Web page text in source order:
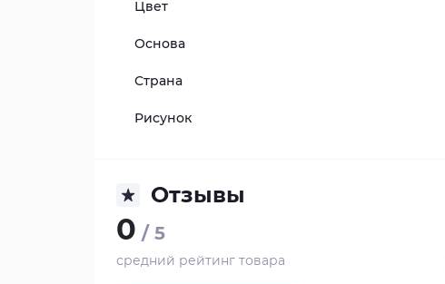
Цвет
Основа
Страна
Рисунок
Отзывы
0 / 5
средний рейтинг товара